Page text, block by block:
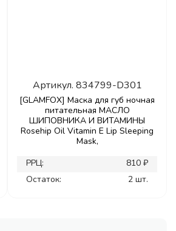
Артикул. 834799-D301
[GLAMFOX] Маска для губ ночная
питательная МАСЛО
ШИПОВНИКА И ВИТАМИНЫ
Rosehip Oil Vitamin E Lip Sleeping
Mask,
РРЦ:
810 ₽
Остаток:
2 шт.